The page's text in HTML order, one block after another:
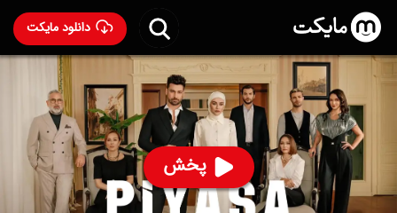
دانلود مایکت
پخش
سریال بازار با دوبله فارسی- Piyasa 2025
۵۵ 85% ۳.۴
ساخت ترکیه سال 2025
رده سنی ۱۳+
ترکی
سریال درام عاشقانه